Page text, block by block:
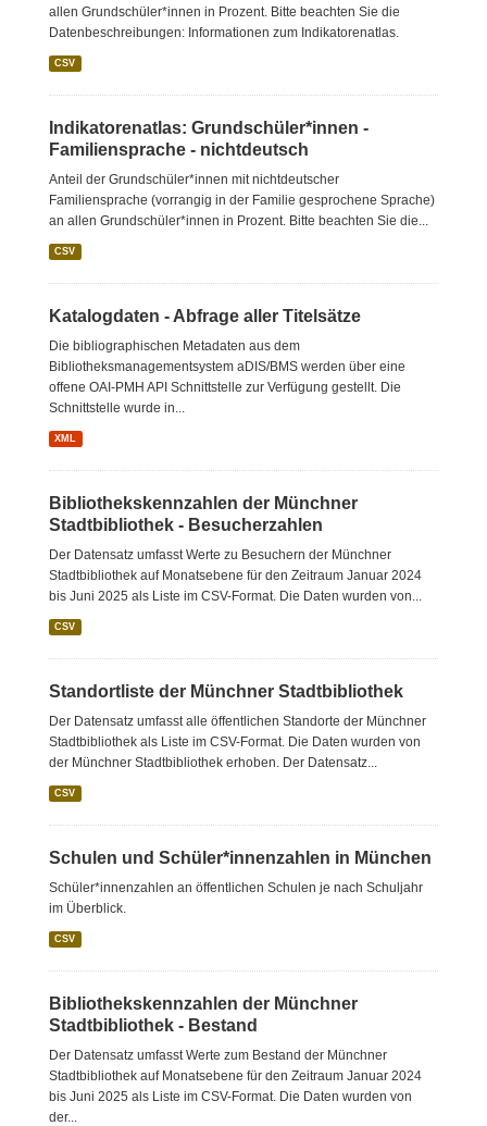
allen Grundschüler*innen in Prozent. Bitte beachten Sie die
Datenbeschreibungen: Informationen zum Indikatorenatlas.
CSV
Indikatorenatlas: Grundschüler*innen -
Familiensprache - nichtdeutsch
Anteil der Grundschüler*innen mit nichtdeutscher
Familiensprache (vorrangig in der Familie gesprochene Sprache)
an allen Grundschüler*innen in Prozent. Bitte beachten Sie die...
CSV
Katalogdaten - Abfrage aller Titelsätze
Die bibliographischen Metadaten aus dem
Bibliotheksmanagementsystem aDIS/BMS werden über eine
offene OAI-PMH API Schnittstelle zur Verfügung gestellt. Die
Schnittstelle wurde in...
XML
Bibliothekskennzahlen der Münchner
Stadtbibliothek - Besucherzahlen
Der Datensatz umfasst Werte zu Besuchern der Münchner
Stadtbibliothek auf Monatsebene für den Zeitraum Januar 2024
bis Juni 2025 als Liste im CSV-Format. Die Daten wurden von...
CSV
Standortliste der Münchner Stadtbibliothek
Der Datensatz umfasst alle öffentlichen Standorte der Münchner
Stadtbibliothek als Liste im CSV-Format. Die Daten wurden von
der Münchner Stadtbibliothek erhoben. Der Datensatz...
CSV
Schulen und Schüler*innenzahlen in München
Schüler*innenzahlen an öffentlichen Schulen je nach Schuljahr
im Überblick.
CSV
Bibliothekskennzahlen der Münchner
Stadtbibliothek - Bestand
Der Datensatz umfasst Werte zum Bestand der Münchner
Stadtbibliothek auf Monatsebene für den Zeitraum Januar 2024
bis Juni 2025 als Liste im CSV-Format. Die Daten wurden von
der...